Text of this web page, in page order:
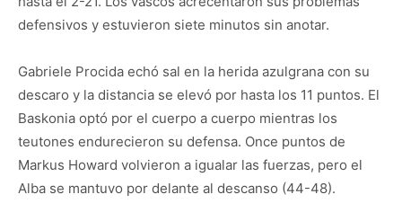
defensivos y estuvieron siete minutos sin anotar.
Gabriele Procida echó sal en la herida azulgrana con su
descaro y la distancia se elevó por hasta los 11 puntos. El
Baskonia optó por el cuerpo a cuerpo mientras los
teutones endurecieron su defensa. Once puntos de
Markus Howard volvieron a igualar las fuerzas, pero el
Alba se mantuvo por delante al descanso (44-48).